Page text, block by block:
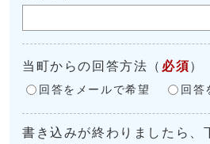
当町からの回答方法 （ 必須 ）
回答をメールで希望 回答
書き込みが終わりましたら、